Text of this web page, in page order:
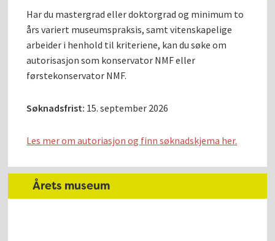
Har du mastergrad eller doktorgrad og minimum to
års variert museumspraksis, samt vitenskapelige
arbeider i henhold til kriteriene, kan du søke om
autorisasjon som konservator NMF eller
førstekonservator NMF.
Søknadsfrist: 15. september 2026
Les mer om autoriasjon og finn søknadskjema her.
Årets museum